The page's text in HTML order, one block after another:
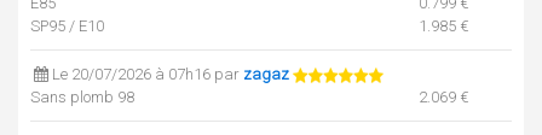
SP95 / E10
1.985 €
Le 20/07/2026 à 07h16 par zagaz
Sans plomb 98
2.069 €